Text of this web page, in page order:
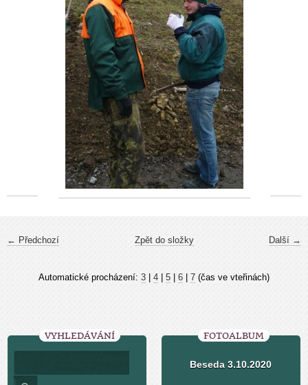
← Předchozí Další →
Zpět do složky
Automatické procházení: 3 4 5 6 7 (čas ve vteřinách)
VYHLEDÁVÁNÍ FOTOALBUM
Beseda 3.10.2020